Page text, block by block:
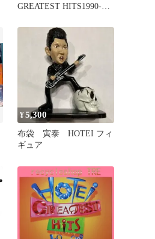
GREATEST HITS1990-
¥5,300
布袋 寅泰 HOTEI フィ
ギュア